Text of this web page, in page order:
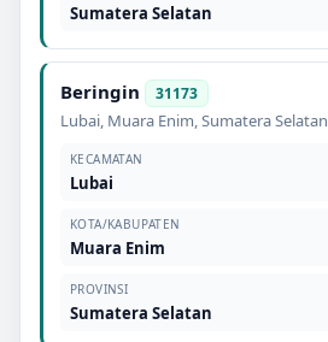
Sumatera Selatan
Beringin 31173
Lubai, Muara Enim,Sumatera Selatan
KECAMATAN
Lubai
KOTA/KABUPATEN
Muara Enim
PROVINSI
Sumatera Selatan